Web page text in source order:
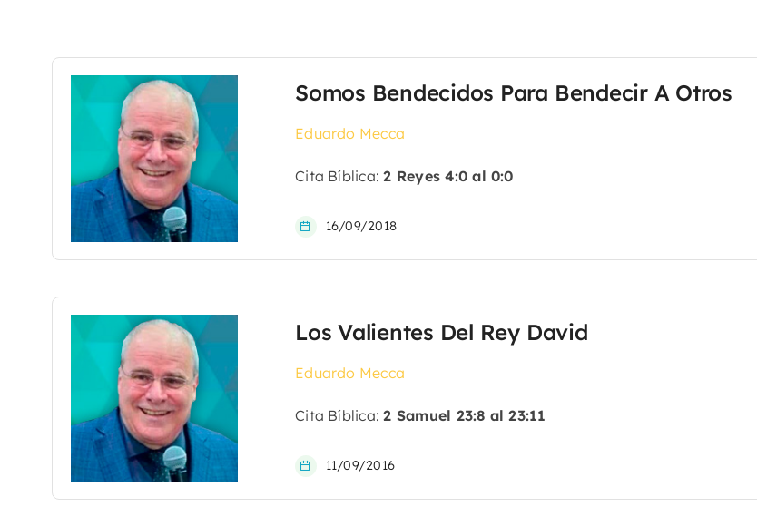
Somos Bendecidos Para Bendecir A Otros
Eduardo Mecca
Cita Bíblica:2 Reyes 4:0 al 0:0
16/09/2018
Los Valientes Del Rey David
Eduardo Mecca
Cita Bíblica:2 Samuel 23:8 al 23:11
11/09/2016